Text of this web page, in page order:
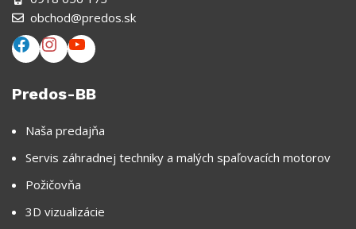
obchod@predos.sk
Predos-BB
Naša predajňa
Servis záhradnej techniky a malých spaľovacích motorov
Požičovňa
3D vizualizácie